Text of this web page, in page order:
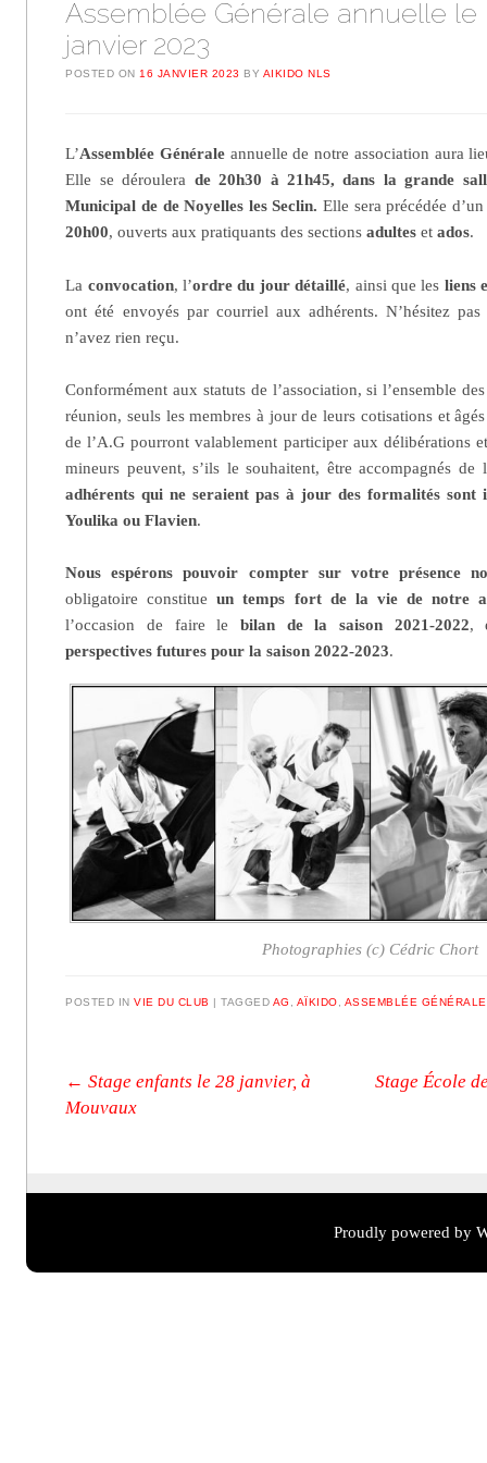
Assemblée Générale annuelle le
janvier 2023
POSTED ON16 JANVIER 2023 BY AIKIDO NLS
L’Assemblée Généraleannuelle de notre association aura
Elle se déroulera de 20h30 à 21h45, dans la grande
Municipal de de Noyelles les Seclin.Elle sera précédée
20h00, ouverts aux pratiquants des sectionsadultes etados.
La convocation, l’ordre du jour détaillé, ainsi que les liens
ont été envoyés par courriel aux adhérents. N’hésitez
n’avez rien reçu.
Conformément aux statuts de l’association, si l’ensemble
réunion, seuls les membres à jour de leurs cotisations et
de l’A.G pourront valablement participer aux délibérations
mineurs peuvent, s’ils le souhaitent, être accompagnés de
adhérents qui ne seraient pas à jour des formalités sont
Youlika ou Flavien.
Nous espérons pouvoir compter sur votre présence
obligatoire constitue un temps fort de la vie de notre
l’occasion de faire le bilan de la saison 2021-2022,
perspectives futures pour la saison 2022-2023.
Photographies (c) Cédric Chort
POSTED INVIE DU CLUB |TAGGED AG , AÏKIDO, ASSEMBLÉE GÉNÉRALE
Post navigation
← Stage enfants le 28 janvier, à
Mouvaux
Stage École
Proudly powered by